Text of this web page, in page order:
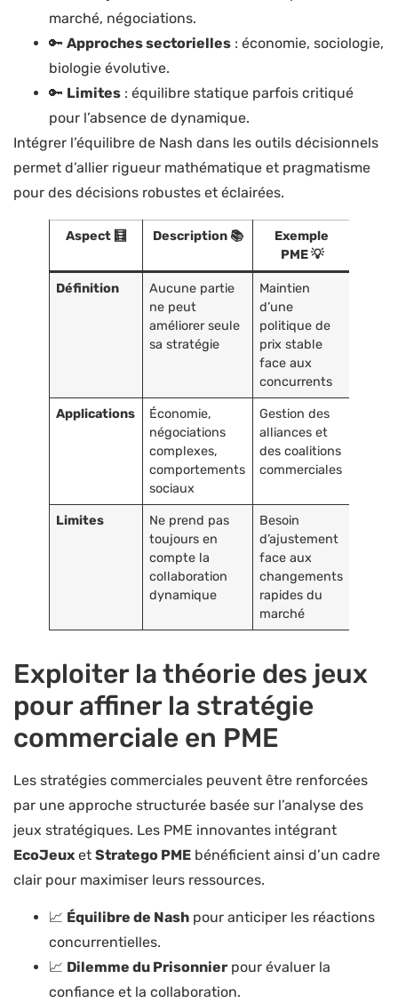
marché, négociations.
🔑 Approches sectorielles : économie, sociologie,
biologie évolutive.
🔑 Limites : équilibre statique parfois critiqué
pour l’absence de dynamique.
Intégrer l’équilibre de Nash dans les outils décisionnels
permet d’allier rigueur mathématique et pragmatisme
pour des décisions robustes et éclairées.
Aspect 🧮 Description 📚
Exemple
PME 💡
Définition
Aucune partie
ne peut
améliorer seule
sa stratégie
Maintien
d’une
politique de
prix stable
face aux
concurrents
Applications
Économie,
négociations
complexes,
comportements
sociaux
Gestion des
alliances et
des coalitions
commerciales
Limites
Ne prend pas
toujours en
compte la
collaboration
dynamique
Besoin
d’ajustement
face aux
changements
rapides du
marché
Exploiter la théorie des jeux
pour affiner la stratégie
commerciale en PME
Les stratégies commerciales peuvent être renforcées
par une approche structurée basée sur l’analyse des
jeux stratégiques. Les PME innovantes intégrant
EcoJeux et Stratego PME bénéficient ainsi d’un cadre
clair pour maximiser leurs ressources.
📈 Équilibre de Nash pour anticiper les réactions
concurrentielles.
📈 Dilemme du Prisonnier pour évaluer la
confiance et la collaboration.